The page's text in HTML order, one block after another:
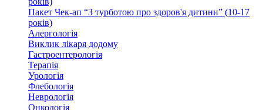
Пакет Чек-ап “З турботою про здоров'я дитини” (10-17
років)
Алергологія
Виклик лікаря додому
Гастроентерологія
Терапія
Урологія
Флебологія
Неврологія
Онкологія